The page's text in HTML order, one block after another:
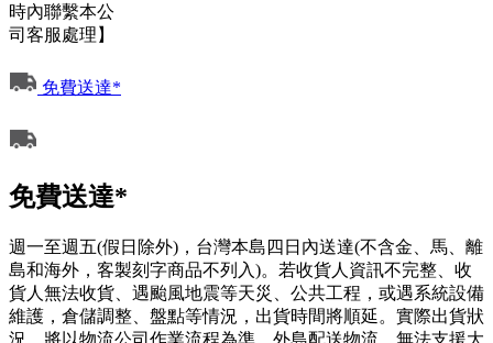
時內聯繫本公
司客服處理】
免費送達*
免費送達*
週一至週五(假日除外)，台灣本島四日內送達(不含金、馬、離
島和海外，客製刻字商品不列入)。若收貨人資訊不完整、收
貨人無法收貨、遇颱風地震等天災、公共工程，或遇系統設備
維護，倉儲調整、盤點等情況，出貨時間將順延。實際出貨狀
況，將以物流公司作業流程為準。外島配送物流，無法支援大